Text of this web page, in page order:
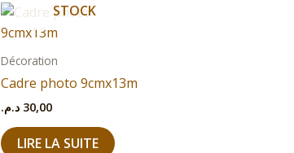
STOCK
Décoration
Cadre photo 9cmx13m
30,00 د.م.
LIRE LA SUITE